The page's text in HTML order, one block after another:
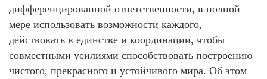
дифференцированной ответственности, в полной
мере использовать возможности каждого,
действовать в единстве и координации, чтобы
совместными усилиями способствовать построению
чистого, прекрасного и устойчивого мира. Об этом